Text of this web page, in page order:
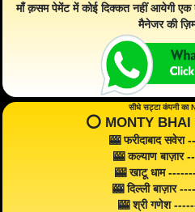
माँ क़सम पेमेंट में कोई दिक्कत नहीं आयेगी एक
मैनेजर की
सीधे सट्टा कंपनी का
⭕️ MONTY
🎰 फरीदाबाद
🎰 कल्याण बाज़ार
🎰 खाटू धाम
🎰 दिल्ली बाज़ार
🎰 श्री गणेश